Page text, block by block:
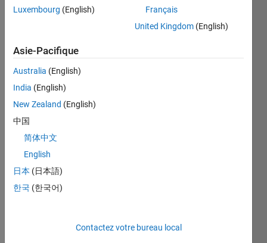
are
and come
with many
tutorials
describe not
only how to
use CDT
functions,
but also
offer
guidance on
how to
Luxembourg (English)
Français
United Kingdom (English)
Asie-Pacifique
Australia (English)
India (English)
New Zealand (English)
中国
简体中文
English
日本 (日本語)
한국 (한국어)
Contactez votre bureau local